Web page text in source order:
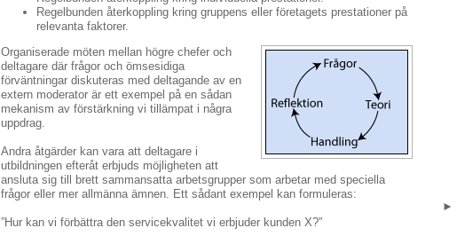
Regelbunden återkoppling kring gruppens eller företagets prestationer på
relevanta faktorer.
Organiserade möten mellan högre chefer och
deltagare där frågor och ömsesidiga
förväntningar diskuteras med deltagande av en
extern moderator är ett exempel på en sådan
mekanism av förstärkning vi tillämpat i några
uppdrag.
Andra åtgärder kan vara att deltagare i
utbildningen efteråt erbjuds möjligheten att
ansluta sig till brett sammansatta arbetsgrupper som arbetar med speciella
frågor eller mer allmänna ämnen. Ett sådant exempel kan formuleras:
”Hur kan vi förbättra den servicekvalitet vi erbjuder kunden X?”
►